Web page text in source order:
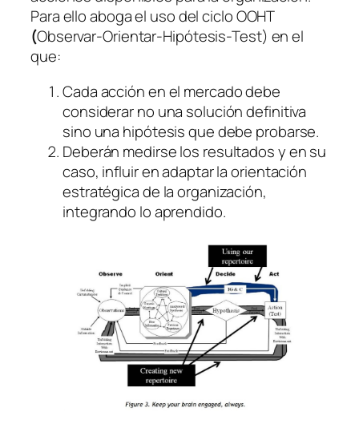
Para ello aboga el uso del ciclo OOHT
(Observar-Orientar-Hipótesis-Test) en el
que:
Cada acción en el mercado debe
considerar no una solución definitiva
sino una hipótesis que debe probarse.
Deberán medirse los resultados y en su
caso, influir en adaptar la orientación
estratégica de la organización,
integrando lo aprendido.